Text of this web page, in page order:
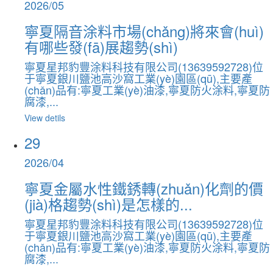
2026/05
寧夏隔音涂料市場(chǎng)將來會(huì)
有哪些發(fā)展趨勢(shì)
寧夏星邦豹豐涂料科技有限公司(13639592728)位
于寧夏銀川鹽池高沙窩工業(yè)園區(qū),主要產
(chǎn)品有:寧夏工業(yè)油漆,寧夏防火涂料,寧夏防
腐漆,...
View detils
29
2026/04
寧夏金屬水性鐵銹轉(zhuǎn)化劑的價
(jià)格趨勢(shì)是怎樣的...
寧夏星邦豹豐涂料科技有限公司(13639592728)位
于寧夏銀川鹽池高沙窩工業(yè)園區(qū),主要產
(chǎn)品有:寧夏工業(yè)油漆,寧夏防火涂料,寧夏防
腐漆,...